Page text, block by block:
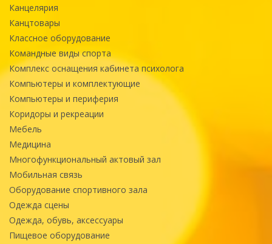
Канцелярия
Канцтовары
Классное оборудование
Командные виды спорта
Комплекс оснащения кабинета психолога
Компьютеры и комплектующие
Компьютеры и периферия
Коридоры и рекреации
Мебель
Медицина
Многофункциональный актовый зал
Мобильная связь
Оборудование спортивного зала
Одежда сцены
Одежда, обувь, аксессуары
Пищевое оборудование